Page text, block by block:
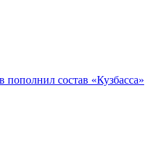
состав «Кузбасса»